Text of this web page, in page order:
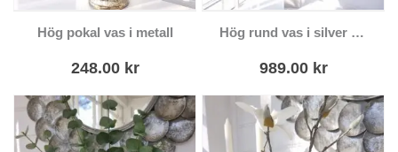
Hög pokal vas i metall
248.00 kr
Hög rund vas i silver metall
989.00 kr